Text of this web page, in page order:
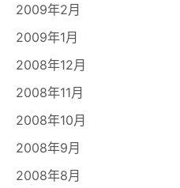
2009年2月
2009年1月
2008年12月
2008年11月
2008年10月
2008年9月
2008年8月